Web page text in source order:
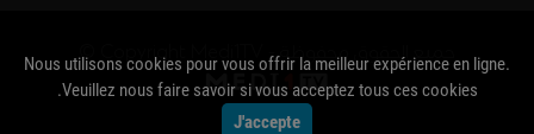
جميع الحقوق محفوظة - Copyright Medi1TV ©
Nous utilisons cookies pour vous offrir la meilleur expérience en ligne.
Veuillez nous faire savoir si vous acceptez tous ces cookies.
J'accepte